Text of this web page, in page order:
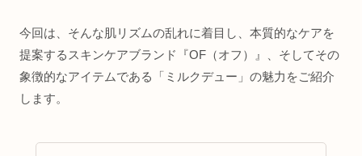
今回は、そんな肌リズムの乱れに着目し、本質的なケアを
提案するスキンケアブランド『OF（オフ）』、そしてその
象徴的なアイテムである「ミルクデュー」の魅力をご紹介
します。